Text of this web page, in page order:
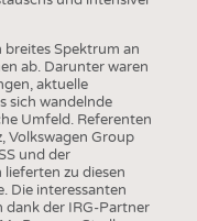
breites Spektrum an
ab. Darunter waren
aktuelle
sich wandelnde
Umfeld. Referenten
Volkswagen Group
und der
zu diesen
Die interessanten
dank der IRG-Partner